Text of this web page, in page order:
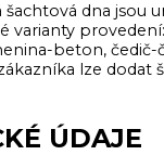
dna jsou
varianty
beton,
lze dodat
ÚDAJE